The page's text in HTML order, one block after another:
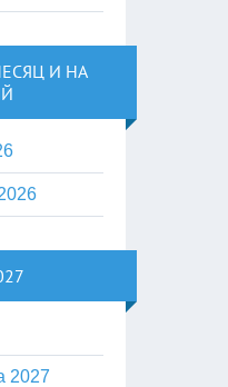
И НА
2027